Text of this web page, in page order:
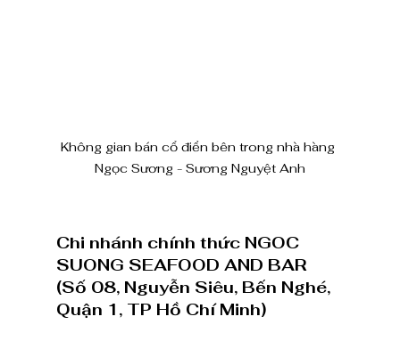
Không gian bán cổ điển bên trong nhà hàng
Ngọc Sương - Sương Nguyệt Anh
Chi nhánh chính thức NGOC
SUONG SEAFOOD AND BAR
(Số 08, Nguyễn Siêu, Bến Nghé,
Quận 1, TP Hồ Chí Minh)